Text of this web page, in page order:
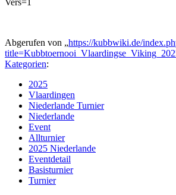
Vers=1
Abgerufen von „https://kubbwiki.de/
Kategorien:
2025
Vlaardingen
Niederlande Turnier
Niederlande
Event
Allturnier
2025 Niederlande
Eventdetail
Basisturnier
Turnier